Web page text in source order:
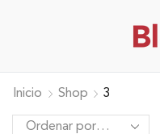
Inicio Shop 3